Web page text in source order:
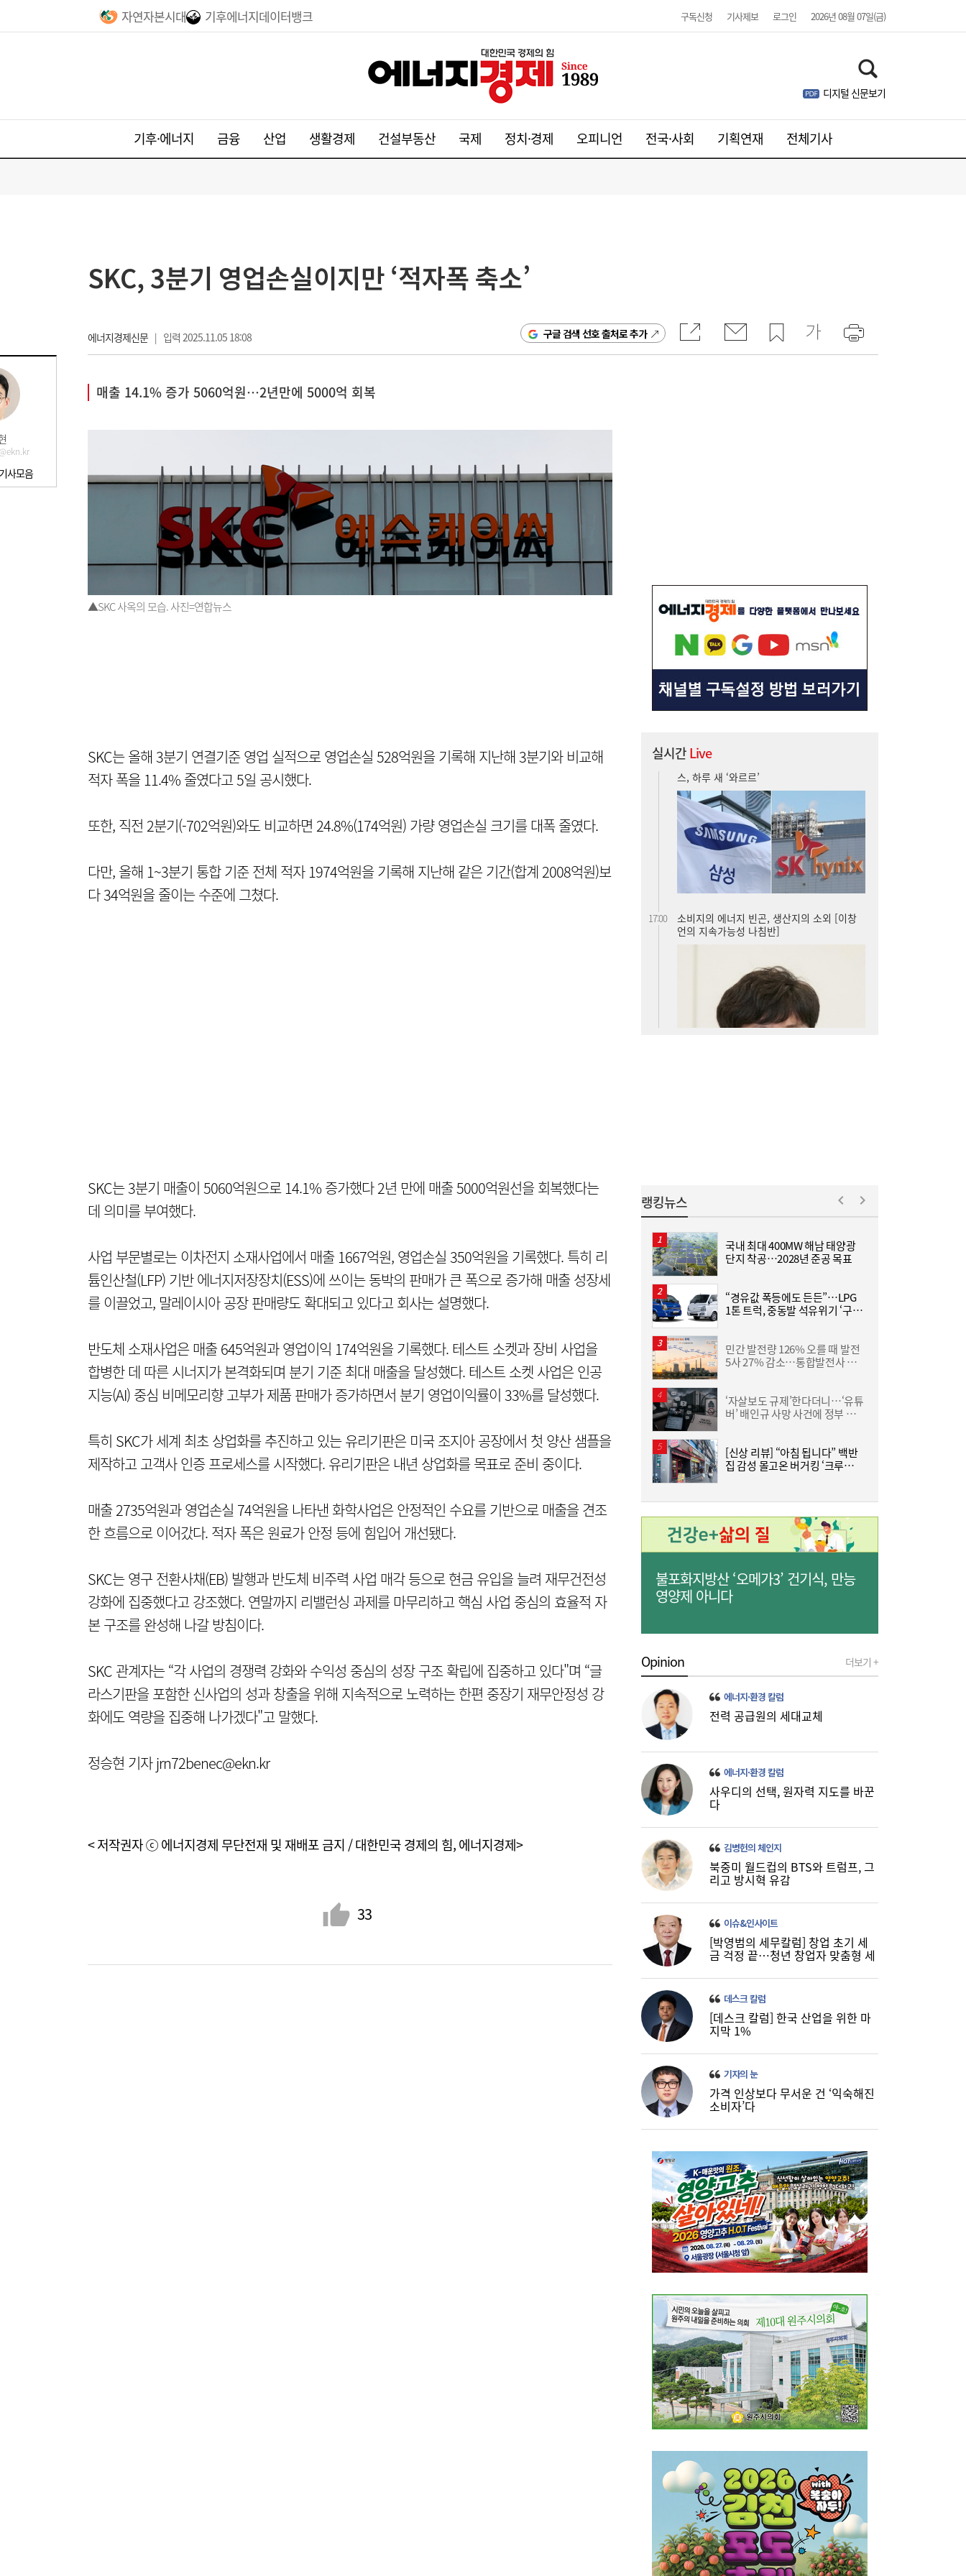
자연자본시대 기후에너지데이터뱅크 구독신청 기사제보 로그인 2026년 08월 07일(금)
디지털 신문보기
기후·에너지 금융 산업 생활경제 건설부동산 국제 정치·경제 오피니언 전국·사회 기획연재 전체기사
사모음
SKC, 3분기 영업손실이지만 ‘적자폭 축소’
에너지경제신문| 입력 2025.11.05 18:08 구글 검색 선호 출처로 추가
매출 14.1% 증가 5060억원…2년만에 5000억 회복
▲SKC 사옥의 모습. 사진=연합뉴스
SKC는 올해 3분기 연결기준 영업 실적으로 영업손실 528억원을 기록해 지난해 3분기와 비교해
적자 폭을 11.4% 줄였다고 5일 공시했다.
또한, 직전 2분기(-702억원)와도 비교하면 24.8%(174억원) 가량 영업손실 크기를 대폭 줄였다.
다만, 올해 1~3분기 통합 기준 전체 적자 1974억원을 기록해 지난해 같은 기간(합계 2008억원)보
다 34억원을 줄이는 수준에 그쳤다.
SKC는 3분기 매출이 5060억원으로 14.1% 증가했다 2년 만에 매출 5000억원선을 회복했다는
데 의미를 부여했다.
사업 부문별로는 이차전지 소재사업에서 매출 1667억원, 영업손실 350억원을 기록했다. 특히 리
튬인산철(LFP) 기반 에너지저장장치(ESS)에 쓰이는 동박의 판매가 큰 폭으로 증가해 매출 성장세
를 이끌었고, 말레이시아 공장 판매량도 확대되고 있다고 회사는 설명했다.
반도체 소재사업은 매출 645억원과 영업이익 174억원을 기록했다. 테스트 소켓과 장비 사업을
합병한 데 따른 시너지가 본격화되며 분기 기준 최대 매출을 달성했다. 테스트 소켓 사업은 인공
지능(AI) 중심 비메모리향 고부가 제품 판매가 증가하면서 분기 영업이익률이 33%를 달성했다.
특히 SKC가 세계 최초 상업화를 추진하고 있는 유리기판은 미국 조지아 공장에서 첫 양산 샘플을
제작하고 고객사 인증 프로세스를 시작했다. 유리기판은 내년 상업화를 목표로 준비 중이다.
매출 2735억원과 영업손실 74억원을 나타낸 화학사업은 안정적인 수요를 기반으로 매출을 견조
한 흐름으로 이어갔다. 적자 폭은 원료가 안정 등에 힘입어 개선됐다.
SKC는 영구 전환사채(EB) 발행과 반도체 비주력 사업 매각 등으로 현금 유입을 늘려 재무건전성
강화에 집중했다고 강조했다. 연말까지 리밸런싱 과제를 마무리하고 핵심 사업 중심의 효율적 자
본 구조를 완성해 나갈 방침이다.
SKC 관계자는 “각 사업의 경쟁력 강화와 수익성 중심의 성장 구조 확립에 집중하고 있다"며 “글
라스기판을 포함한 신사업의 성과 창출을 위해 지속적으로 노력하는 한편 중장기 재무안정성 강
화에도 역량을 집중해 나가겠다"고 말했다.
정승현 기자 jrn72benec@ekn.kr
< 저작권자 ⓒ 에너지경제 무단전재 및 재배포 금지 / 대한민국 경제의 힘, 에너지경제>
33
실시간Live
21:41
웹젠, 2분기 영업익 8.4%↓…신작은 내년에
나
고 잡지 일간베스트 10위
“3조 던진 외국인, 3조 받은 개미”...삼전닉
스, 하루 새 ‘와르르’
소비지의 에너지 빈곤, 생산지의 소외 [이창
언의 지속가능성 나침반]
16:35
[여전사 풍향계] KB국민카드, ‘유스클럽 체크
카드’ 20만장 돌파外
16:32
[금융권 풍향계] 취약계층 금융 접근성↑...기
업은행, 비대면 햇살론 출시 外
16:26
미·중에 로봇 패권 안 뺏긴다…현대차, “‘글로
벌 로봇 파운드리’ 구축할 것”
16:21
코스피, 반도체 차익실현에 4%대 급락…코
스닥은 800선 지켜내[마감시황]
16:18
LH 사장, 주택공급 속도전 위해 “보상 임시
직, 정규직보다 더 많이 주겠다”
랭킹뉴스
국내 최대 400MW 해남 태양광
단지 착공…2028년 준공 목표
“경유값 폭등에도 든든”…LPG
1톤 트럭, 중동발 석유위기 ‘구원
민간 발전량 126% 오를 때 발전
5사 27% 감소…통합발전사 출
‘자살보도 규제’한다더니…‘유튜
버’ 배인규 사망 사건에 정부 대
[신상 리뷰] “아침 됩니다” 백반
집 감성 몰고온 버거킹 ‘크루아상
불포화지방산 ‘오메가3’ 건기식, 만능
영양제 아니다
Opinion 더보기 +
에너지·환경 칼럼
전력 공급원의 세대교체
에너지·환경 칼럼
사우디의 선택, 원자력 지도를 바꾼
다
김병헌의 체인지
북중미 월드컵의 BTS와 트럼프, 그
리고 방시혁 유감
이슈&인사이트
[박영범의 세무칼럼] 창업 초기 세
금 걱정 끝…청년 창업자 맞춤형 세
데스크 칼럼
[데스크 칼럼] 한국 산업을 위한 마
지막 1%
기자의 눈
가격 인상보다 무서운 건 ‘익숙해진
소비자’다